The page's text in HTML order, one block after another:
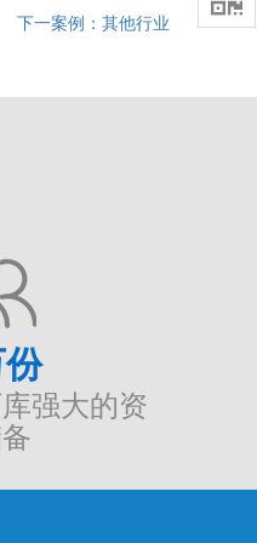
下一案例：其他行业
强大的资